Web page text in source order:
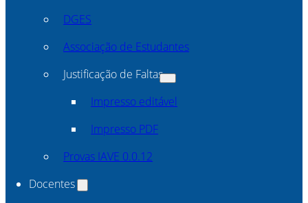
DGES
Associação de Estudantes
Justificação de Faltas
Impresso editável
Impresso PDF
Provas IAVE 0.0.12
Docentes